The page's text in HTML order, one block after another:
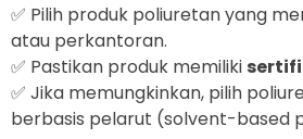
✅ Pilih produk poliuretan yang
atau perkantoran.
✅ Pastikan produk memiliki
✅ Jika memungkinkan, pilih
berbasis pelarut (solvent-based